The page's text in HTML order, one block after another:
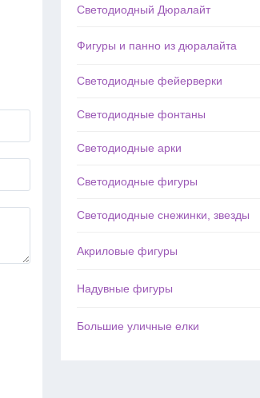
Светодиодный Дюралайт
Фигуры и панно из дюралайта
Светодиодные фейерверки
Светодиодные фонтаны
Светодиодные арки
Светодиодные фигуры
Светодиодные снежинки, звезды
Акриловые фигуры
Надувные фигуры
Большие уличные елки